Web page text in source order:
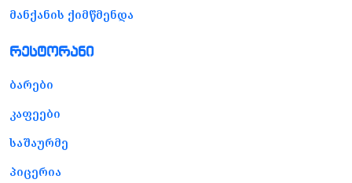
მანქანის ქიმწმენდა
რესტორანი
ბარები
კაფეები
საშაურმე
პიცერია